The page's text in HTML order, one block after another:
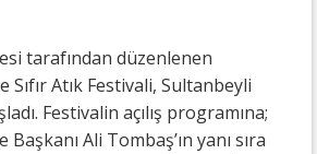
tarafından düzenlenen
Sıfır Atık Festivali, Sultanbeyli
Festivalin açılış programına;
Ali Tombaş’ın yanı sıra